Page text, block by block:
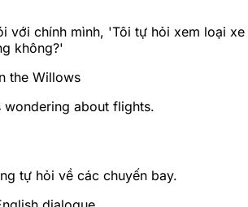
với chính mình, 'Tôi tự hỏi xem loại xe
không?'
the Willows
wondering about flights.
tự hỏi về các chuyến bay.